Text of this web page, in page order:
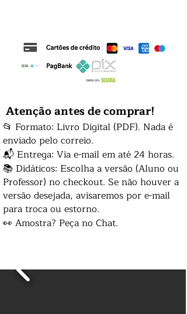
Atenção antes de comprar!
📂 Formato: Livro Digital (PDF). Nada é
enviado pelo correio.
📬 Entrega: Via e-mail em até 24 horas.
📚 Didáticos: Escolha a versão (Aluno ou
Professor) no checkout. Se não houver a
versão desejada, avisaremos por e-mail
para troca ou estorno.
👀 Amostra? Peça no Chat.